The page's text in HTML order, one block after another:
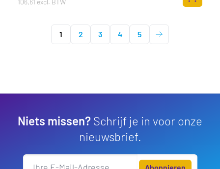
106,61 excl. BTW
Zum
1 2 3 4 5
Niets missen? Schrijf je in voor onze
nieuwsbrief.